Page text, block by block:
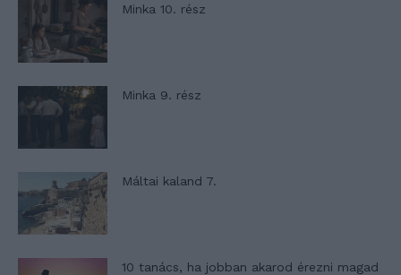
Minka 10. rész
Minka 9. rész
Máltai kaland 7.
10 tanács, ha jobban akarod érezni magad